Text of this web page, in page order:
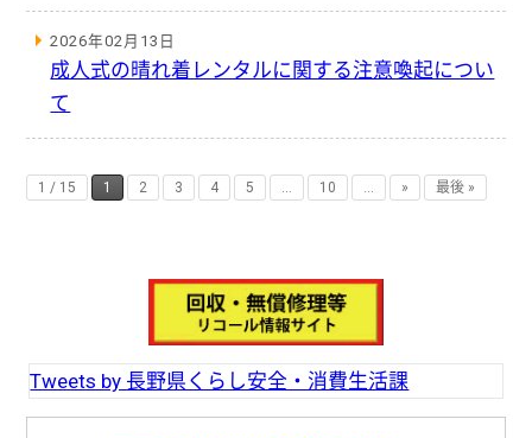
2026年02月13日
成人式の晴れ着レンタルに関する注意喚起につい
て
1 / 15 1 2 3 4 5 ... 10 ... » 最後 »
Tweets by 長野県くらし安全・消費生活課